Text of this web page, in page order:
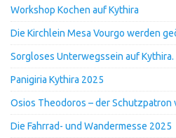
Workshop Kochen auf Kythira
Die Kirchlein Mesa Vourgo werden
Sorgloses Unterwegssein auf Kythira.
Panigiria Kythira 2025
Osios Theodoros – der Schutzpatron
Die Fahrrad- und Wandermesse 2025